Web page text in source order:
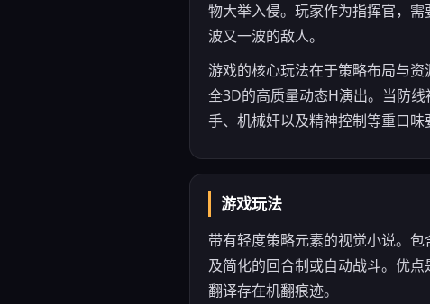
物大举入侵。玩家作为指挥官，
波又一波的敌人。
游戏的核心玩法在于策略布局与
全3D的高质量动态H演出。当防
手、机械奸以及精神控制等重口
游戏玩法
带有轻度策略元素的视觉小说。
及简化的回合制或自动战斗。优
翻译存在机翻痕迹。